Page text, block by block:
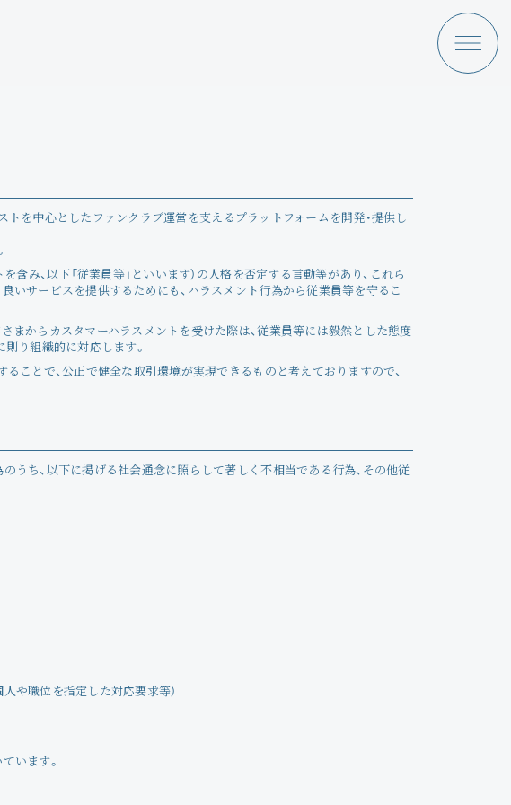
Maeshima AmiNews
Schedule
Store
トを中心としたファンクラブ運営を支えるプラットフォームを開発・提供し
含み、以下「従業員等」といいます）の人格を否定する言動等があり、これら
いサービスを提供するためにも、ハラスメント行為から従業員等を守るこ
まからカスタマーハラスメントを受けた際は、従業員等には毅然とした態度
則り組織的に対応します。
ことで、公正で健全な取引環境が実現できるものと考えておりますので、
うち、以下に掲げる社会通念に照らして著しく不相当である行為、その他従
や職位を指定した対応要求等）
います。